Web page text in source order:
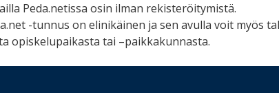
Peda.netissa osin ilman rekisteröitymistä.
-tunnus on elinikäinen ja sen avulla voit myös
opiskelupaikasta tai –paikkakunnasta.